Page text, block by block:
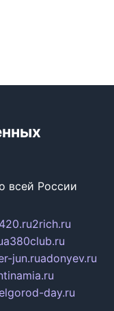
всей России
2rich.ru
a380club.ru
jun.ruadonyev.ru
day.ru